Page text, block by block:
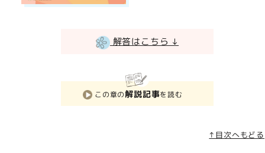
解答はこちら ↓
この章の解説記事を読む
↑目次へもどる